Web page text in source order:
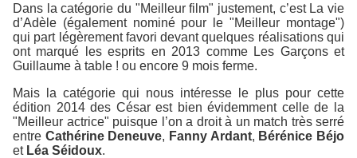
Dans la catégorie du "Meilleur film" justement, c’est La vie
d’Adèle (également nominé pour le "Meilleur montage")
qui part légèrement favori devant quelques réalisations qui
ont marqué les esprits en 2013 comme Les Garçons et
Guillaume à table ! ou encore 9 mois ferme.
Mais la catégorie qui nous intéresse le plus pour cette
édition 2014 des César est bien évidemment celle de la
"Meilleur actrice" puisque l’on a droit à un match très serré
entre Cathérine Deneuve, Fanny Ardant, Bérénice Béjo
et Léa Séidoux.